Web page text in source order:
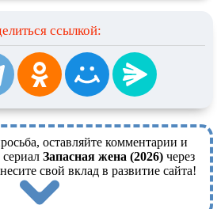
ссылкой:
оставляйте комментарии и
Запасная жена (2026) через
свой вклад в развитие сайта!